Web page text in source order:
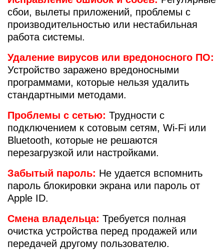
сбои, вылеты приложений, проблемы с
производительностью или нестабильная
работа системы.
Удаление вирусов или вредоносного ПО:
Устройство заражено вредоносными
программами, которые нельзя удалить
стандартными методами.
Проблемы с сетью: Трудности с
подключением к сотовым сетям, Wi-Fi или
Bluetooth, которые не решаются
перезагрузкой или настройками.
Забытый пароль: Не удается вспомнить
пароль блокировки экрана или пароль от
Apple ID.
Смена владельца: Требуется полная
очистка устройства перед продажей или
передачей другому пользователю.